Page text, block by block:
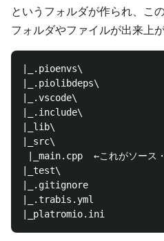
というフォルダが作られ、こ
フォルダやファイルが出来上
|_.pioenvs\
|_.piolibdeps\
|_.vscode\
|_.include\
|_lib\
|_src\
|_main.cpp  ←これがソース
|_test\
|_.gitignore
|_.trabis.yml